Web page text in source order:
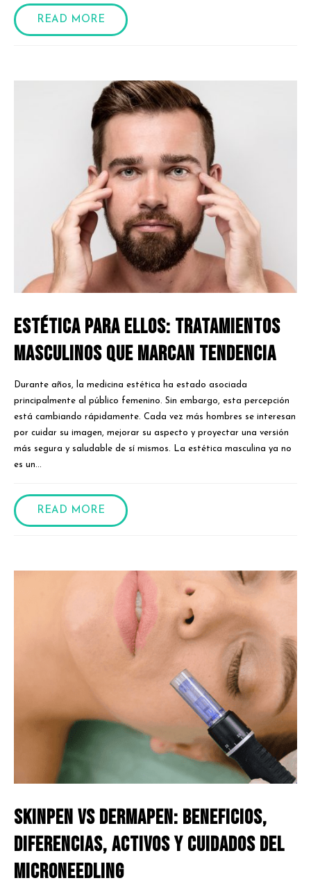
READ MORE
Estética para ellos: tratamientos
masculinos que marcan tendencia
Durante años, la medicina estética ha estado asociada
principalmente al público femenino. Sin embargo, esta percepción
está cambiando rápidamente. Cada vez más hombres se interesan
por cuidar su imagen, mejorar su aspecto y proyectar una versión
más segura y saludable de sí mismos. La estética masculina ya no
es un...
READ MORE
SkinPen vs Dermapen: beneficios,
diferencias, activos y cuidados del
microneedling